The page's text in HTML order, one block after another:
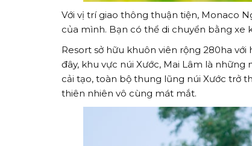
Với vị trí giao thông thuận tiện, Monaco
của mình. Bạn có thể di chuyển bằng xe
Resort sở hữu khuôn viên rộng 280ha
đây, khu vực núi Xước, Mai Lâm là
cải tạo, toàn bộ thung lũng núi Xước trở
thiên nhiên vô cùng mát mắt.